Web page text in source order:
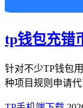
tp钱包充错
针对不少TP钱包
种项目规则申请